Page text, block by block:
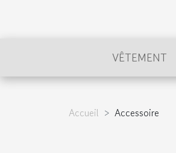
VÊTEMENT
Accueil Accessoire